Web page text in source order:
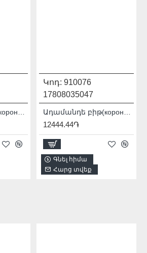
Կոդ: 910076
17808035047
12444.44֏
Գնել հիմա
Հարց տվեք